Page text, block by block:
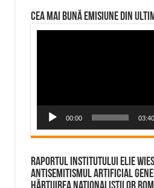
CEA MAI BUNĂ EMISIUNE DIN
00:00
Raportul Institutului Elie
Antisemitismul Artificial